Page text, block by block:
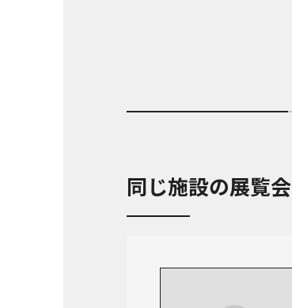
同じ施設の展覧会